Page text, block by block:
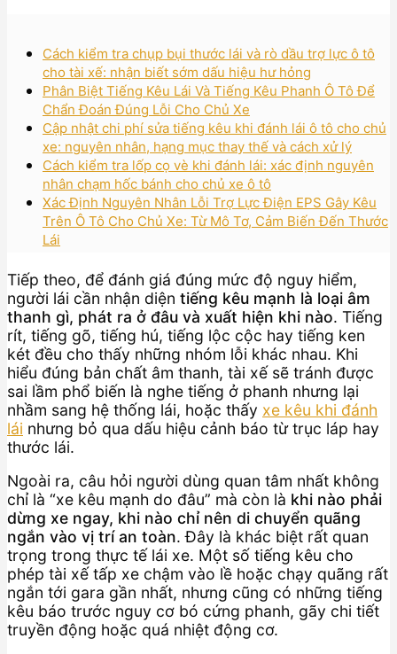
Cách kiểm tra chụp bụi thước lái và rò dầu trợ lực ô tô
cho tài xế: nhận biết sớm dấu hiệu hư hỏng
Phân Biệt Tiếng Kêu Lái Và Tiếng Kêu Phanh Ô Tô Để
Chẩn Đoán Đúng Lỗi Cho Chủ Xe
Cập nhật chi phí sửa tiếng kêu khi đánh lái ô tô cho chủ
xe: nguyên nhân, hạng mục thay thế và cách xử lý
Cách kiểm tra lốp cọ vè khi đánh lái: xác định nguyên
nhân chạm hốc bánh cho chủ xe ô tô
Xác Định Nguyên Nhân Lỗi Trợ Lực Điện EPS Gây Kêu
Trên Ô Tô Cho Chủ Xe: Từ Mô Tơ, Cảm Biến Đến Thước
Lái
Tiếp theo, để đánh giá đúng mức độ nguy hiểm,
người lái cần nhận diện tiếng kêu mạnh là loại âm
thanh gì, phát ra ở đâu và xuất hiện khi nào. Tiếng
rít, tiếng gõ, tiếng hú, tiếng lộc cộc hay tiếng ken
két đều cho thấy những nhóm lỗi khác nhau. Khi
hiểu đúng bản chất âm thanh, tài xế sẽ tránh được
sai lầm phổ biến là nghe tiếng ở phanh nhưng lại
nhầm sang hệ thống lái, hoặc thấy xe kêu khi đánh
lái nhưng bỏ qua dấu hiệu cảnh báo từ trục láp hay
thước lái.
Ngoài ra, câu hỏi người dùng quan tâm nhất không
chỉ là “xe kêu mạnh do đâu” mà còn là khi nào phải
dừng xe ngay, khi nào chỉ nên di chuyển quãng
ngắn vào vị trí an toàn. Đây là khác biệt rất quan
trọng trong thực tế lái xe. Một số tiếng kêu cho
phép tài xế tấp xe chậm vào lề hoặc chạy quãng rất
ngắn tới gara gần nhất, nhưng cũng có những tiếng
kêu báo trước nguy cơ bó cứng phanh, gãy chi tiết
truyền động hoặc quá nhiệt động cơ.